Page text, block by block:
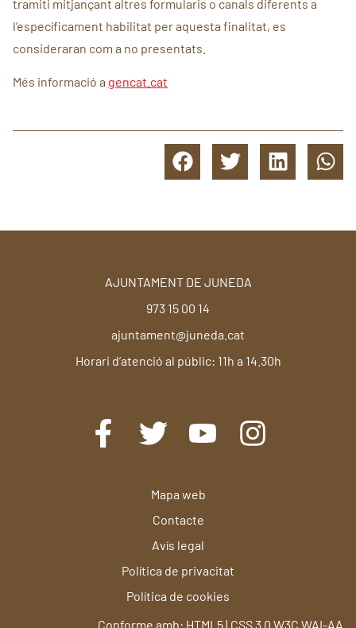
tramiti mitjançant altres formularis o canals diferents a
l’específicament habilitat per aquesta finalitat, es
consideraran com a no presentats.
Més informació a gencat.cat
AJUNTAMENT DE JUNEDA
973 15 00 14
ajuntament@juneda.cat
Horari d’atenció al públic: 11h a 14.30h
Mapa web
Contacte
Conforme amb: HTML5 | CSS 3.0 W3C WAI-AA
Avís legal
Política de privacitat
Política de cookies